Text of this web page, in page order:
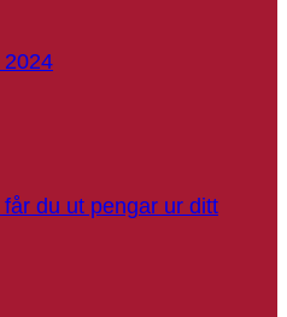
2024
du ut pengar ur ditt